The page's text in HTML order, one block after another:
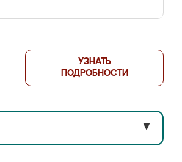
УЗНАТЬ
ПОДРОБНОСТИ
▼